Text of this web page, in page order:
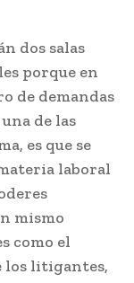
dos salas
porque en
de demandas
de las
es que se
laboral
mismo
como el
los litigantes,